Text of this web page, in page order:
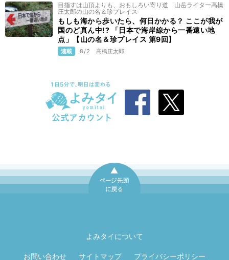
目指すは山頂よりも、おもしろい寄り道 山岳ライター高橋
庄太郎の山の名＆珍プレイス
もしも海から歩いたら、何日かかる？ ここが我が
国のど真ん中!? 「日本で海岸線から一番遠い地
点」【山の名＆珍プレイス 第9回】
連載 8/2 高橋庄太郎
よみタイについて
お問い合わせ サイトマップ プライバシーポリシー